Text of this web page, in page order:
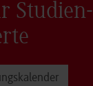
Studien­